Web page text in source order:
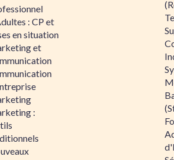
: CP et
en situation
et
: